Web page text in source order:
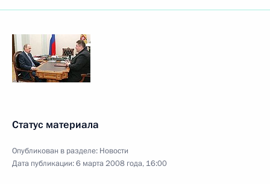
Статус материала
Опубликован в разделе: Новости
Дата публикации:6 марта 2008 года, 16:00